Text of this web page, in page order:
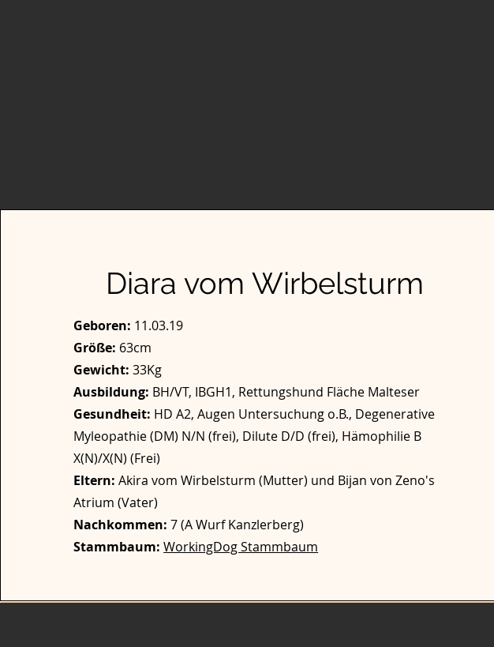
Diara vom Wirbelsturm
Geboren: 11.03.19
Größe: 63cm
Gewicht: 33Kg
Ausbildung: BH/VT, IBGH1, Rettungshund Fläche Malteser
Gesundheit: HD A2, Augen Untersuchung o.B., Degenerative
Myleopathie (DM) N/N (frei), Dilute D/D (frei), Hämophilie B
X(N)/X(N) (Frei)
Eltern:Akira vom Wirbelsturm (Mutter) und Bijan von Zeno's
Atrium (Vater)
​Nachkommen:7 (A Wurf Kanzlerberg)
Stammbaum:WorkingDog Stammbaum